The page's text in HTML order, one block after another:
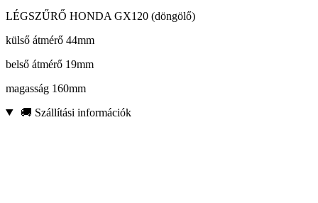
LÉGSZŰRŐ HONDA GX120 (döngölő)
külső átmérő 44mm
belső átmérő 19mm
magasság 160mm
🚚 Szállítási információk